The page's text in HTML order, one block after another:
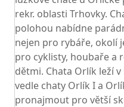
rekr. oblasti Trhovky.
polohou nabídne
nejen pro rybáře, okolí
pro cyklisty, houbaře a
dětmi. Chata Orlík leží
vedle chaty Orlík I a
pronajmout pro větší